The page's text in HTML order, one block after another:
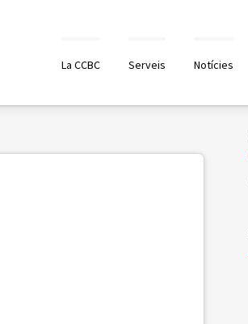
La CCBC Serveis Notícies